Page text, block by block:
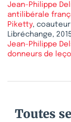
Jean-Philippe
antilibérale
Piketty,
Libréchange,
Jean-Philippe
donneurs de
Toutes